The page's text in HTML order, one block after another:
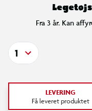
Fra 3 år. Kan
1
LEVERING
Få leveret produktet